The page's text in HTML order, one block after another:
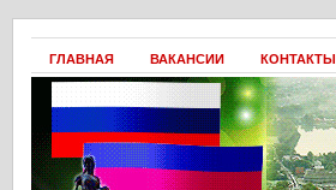
ГЛАВНАЯ ВАКАНСИИ КОНТАКТЫ